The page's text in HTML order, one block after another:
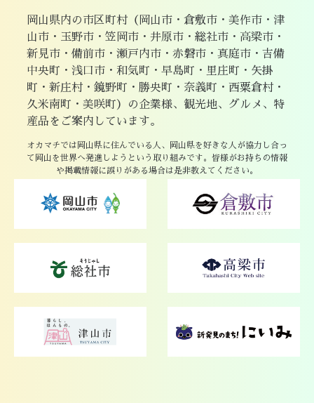
岡山県内の市区町村（岡山市・倉敷市・美作市・津
山市・玉野市・笠岡市・井原市・総社市・高梁市・
新見市・備前市・瀬戸内市・赤磐市・真庭市・吉備
中央町・浅口市・和気町・早島町・里庄町・矢掛
町・新庄村・鏡野町・勝央町・奈義町・西粟倉村・
久米南町・美咲町）の企業様、観光地、グルメ、特
産品をご案内しています。
オカマチでは岡山県に住んでいる人、岡山県を好きな人が協力し合っ
て岡山を世界へ発進しようという取り組みです。皆様がお持ちの情報
や掲載情報に誤りがある場合は是非教えてください。